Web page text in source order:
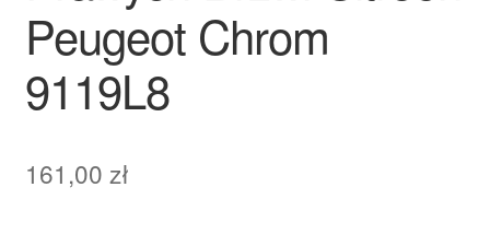
Peugeot Chrom
9119L8
161,00 zł